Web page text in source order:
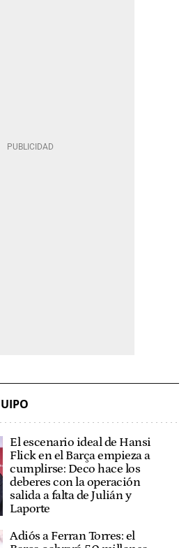
El escenario ideal de Hansi
Flick en el Barça empieza a
cumplirse: Deco hace los
deberes con la operación
salida a falta de Julián y
Laporte
Adiós a Ferran Torres: el